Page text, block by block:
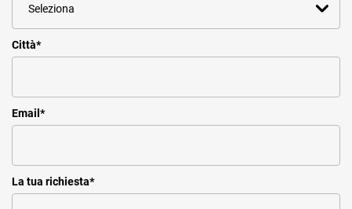
Città*
Email *
La tua richiesta*